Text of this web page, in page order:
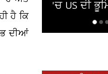
ਹੈ ਕਿ
ਦੀਆਂ
ਦੀ ਸੰਭਾਵਨਾ